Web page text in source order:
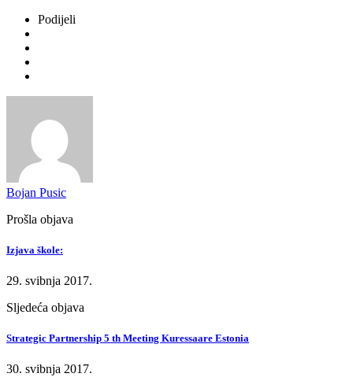
Podijeli
Bojan Pusic
Prošla objava
Izjava škole:
29. svibnja 2017.
Sljedeća objava
Strategic Partnership 5 th Meeting Kuressaare Estonia
30. svibnja 2017.